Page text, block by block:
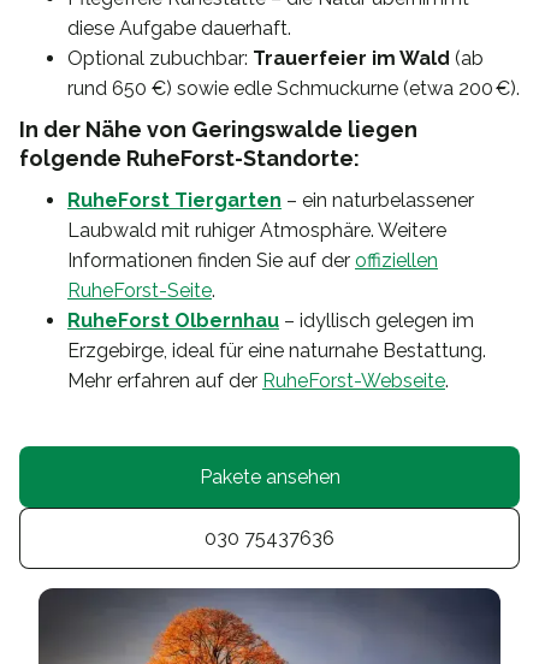
diese Aufgabe dauerhaft.
Optional zubuchbar: Trauerfeier im Wald (ab
rund 650 €) sowie edle Schmuckurne (etwa 200 €).
In der Nähe von Geringswalde liegen
folgende RuheForst-Standorte:
RuheForst Tiergarten – ein naturbelassener
Laubwald mit ruhiger Atmosphäre. Weitere
Informationen finden Sie auf der offiziellen
RuheForst-Seite.
RuheForst Olbernhau – idyllisch gelegen im
Erzgebirge, ideal für eine naturnahe Bestattung.
Mehr erfahren auf der RuheForst-Webseite.
Pakete ansehen
030 75437636